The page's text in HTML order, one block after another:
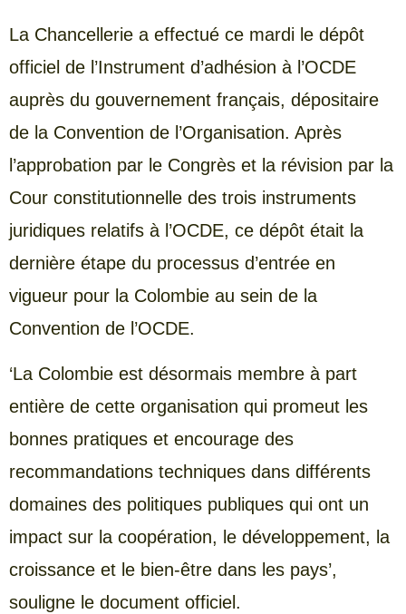
La Chancellerie a effectué ce mardi le dépôt
officiel de l’Instrument d’adhésion à l’OCDE
auprès du gouvernement français, dépositaire
de la Convention de l’Organisation. Après
l’approbation par le Congrès et la révision par la
Cour constitutionnelle des trois instruments
juridiques relatifs à l’OCDE, ce dépôt était la
dernière étape du processus d’entrée en
vigueur pour la Colombie au sein de la
Convention de l’OCDE.
‘La Colombie est désormais membre à part
entière de cette organisation qui promeut les
bonnes pratiques et encourage des
recommandations techniques dans différents
domaines des politiques publiques qui ont un
impact sur la coopération, le développement, la
croissance et le bien-être dans les pays’,
souligne le document officiel.